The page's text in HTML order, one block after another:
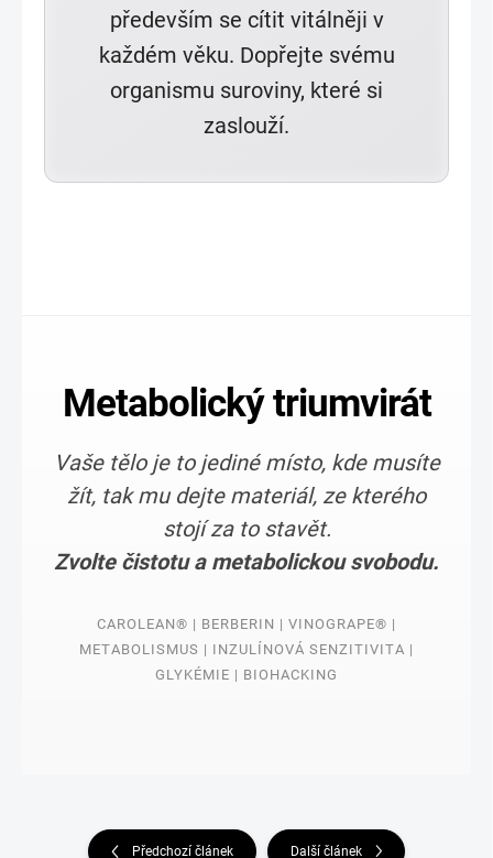
především se cítit vitálněji v
každém věku. Dopřejte svému
organismu suroviny, které si
zaslouží.
Metabolický triumvirát
Vaše tělo je to jediné místo, kde musíte
žít, tak mu dejte materiál, ze kterého
stojí za to stavět.
Zvolte čistotu a metabolickou svobodu.
CAROLEAN® | BERBERIN | VINOGRAPE® |
METABOLISMUS | INZULÍNOVÁ SENZITIVITA |
GLYKÉMIE | BIOHACKING
Předchozí článek Další článek